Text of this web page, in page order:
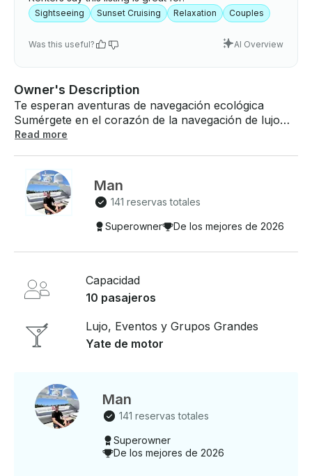
Sightseeing Sunset Cruising Relaxation Couples
Was this useful? AI Overview
Owner's Description
Te esperan aventuras de navegación ecológica
Sumérgete en el corazón de la navegación de lujo
ecológica con nuestro yate híbrido Canard de 36
embarcación única en Miami. Este innovador yate no
solo ofrece una experiencia espléndida en el agua,
sino que también defiende la protección ambiental
con su avanzado sistema de propulsión híbrida, que
impacto ecológico mínimo. El Canard está diseñado
modernos que prometen comodidad y estilo mientras
navegas por las pintorescas aguas de Miami. Ya sea
aventura, el yate Canard Hybrid de 36 pies ofrece
una experiencia de alquiler sin igual, estableciendo
donde cada detalle está cuidado teniendo en cuenta
el medio ambiente . Características: • Constructor:
Canard • Tipo: yate • Longitud: 36 pies • Capacidad:
10 personas • Cabinas: 1 • Baño: 1 Incluye: • Capitán
• Combustible para yates • Hielo • Toallas • Tarifa
Read more
Man
141 reservas totales
Superowner De los mejores de 2026
Capacidad
10 pasajeros
Lujo, Eventos y Grupos Grandes
Yate de motor
Man
141 reservas totales
Superowner
De los mejores de 2026